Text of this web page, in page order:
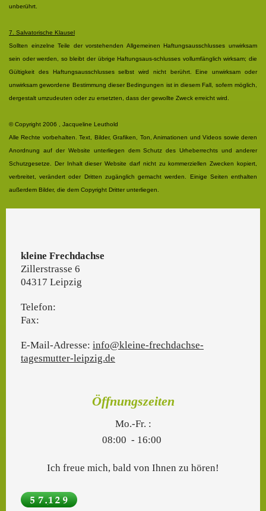
unberührt.
7. Salvatorische Klausel
Sollten einzelne Teile der vorstehenden Allgemeinen Haftungsausschlusses unwirksam
sein oder werden, so bleibt der übrige Haftungsaus-schlusses vollumfänglich wirksam; die
Gültigkeit des Haftungsausschlusses selbst wird nicht berührt. Eine unwirksam oder
unwirksam gewordene Bestimmung dieser Bedingungen ist in diesem Fall, sofern möglich,
dergestalt umzudeuten oder zu ersetzten, dass der gewollte Zweck erreicht wird.
© Copyright 2006 , Jacqueline Leuthold
Alle Rechte vorbehalten. Text, Bilder, Grafiken, Ton, Animationen und Videos sowie deren
Anordnung auf der Website unterliegen dem Schutz des Urheberrechts und anderer
Schutzgesetze. Der Inhalt dieser Website darf nicht zu kommerziellen Zwecken kopiert,
verbreitet, verändert oder Dritten zugänglich gemacht werden. Einige Seiten enthalten
außerdem Bilder, die dem Copyright Dritter unterliegen.
kleine Frechdachse
Zillerstrasse 6
04317 Leipzig
Telefon:
Fax:
E-Mail-Adresse: info@kleine-frechdachse-
tagesmutter-leipzig.de
Öffnungszeiten
Mo.-Fr. :
08:00 - 16:00
Ich freue mich, bald von Ihnen zu hören!